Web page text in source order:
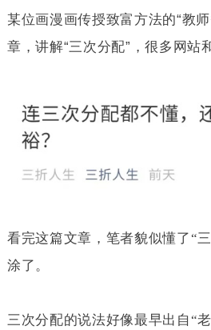
某位画漫画传授致富方法的“教
章，讲解“三次分配” ，很多网站
看完这篇文章，笔者貌似懂了“
涂了。
三次分配的说法好像最早出自“